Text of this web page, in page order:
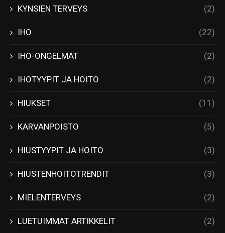
KYNSIEN TERVEYS (2)
IHO (22)
IHO-ONGELMAT (2)
IHOTYYPIT JA HOITO (2)
HIUKSET (11)
KARVANPOISTO (5)
HIUSTYYPIT JA HOITO (3)
HIUSTENHOITOTRENDIT (3)
MIELENTERVEYS (2)
LUETUIMMAT ARTIKKELIT (2)